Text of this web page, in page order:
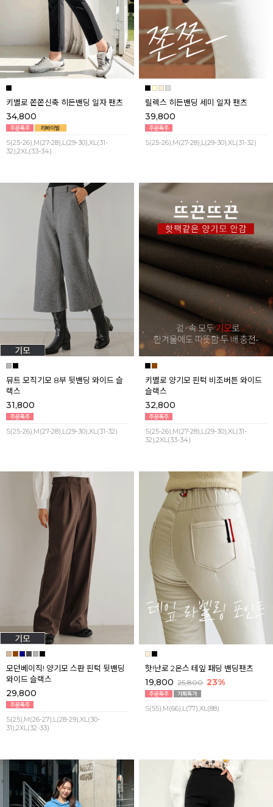
키별로 쫀쫀신축 히든밴딩 일자 팬츠
34,800
S(25-26),M(27-28),L(29-30),XL(31-
32),2XL(33-34)
릴렉스 히든밴딩 세미 일자 팬츠
39,800
S(25-26),M(27-28),L(29-30),XL(31-32)
뮤트 모직기모 8부 뒷밴딩 와이드 슬
랙스
31,800
S(25-26),M(27-28),L(29-30),XL(31-32)
키별로 양기모 핀턱 비조버튼 와이드
슬랙스
32,800
S(25-26),M(27-28),L(29-30),XL(31-
32),2XL(33-34)
모던베이직! 양기모 스판 핀턱 뒷밴딩
와이드 슬랙스
29,800
S(25),M(26-27),L(28-29),XL(30-
31),2XL(32-33)
핫!난로 2온스 테잎 패딩 밴딩팬츠
19,800 25,800 23%
S(55),M(66),L(77),XL(88)